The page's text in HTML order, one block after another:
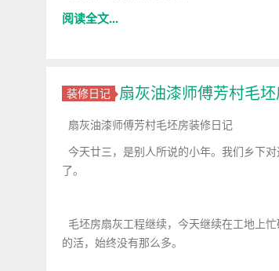
阅读全文...
装修日记 扇灰油漆师傅芳村毛
扇灰油漆师傅芳村毛坯房装修日记
今天廿三，是别人所说的小年。我们乡下
了。
毛坯房扇灰工程继续，今天继续在工地上
的活，始终没有那么多。